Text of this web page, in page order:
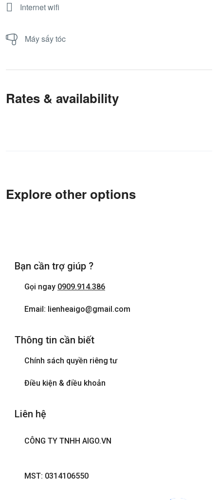
Internet wifi
Máy sấy tóc
Rates & availability
Explore other options
Bạn cần trợ giúp ?
Gọi ngay 0909.914.386
Email: lienheaigo@gmail.com
Thông tin cần biết
Chính sách quyền riêng tư
Điều kiện & điều khoản
Liên hệ
CÔNG TY TNHH AIGO.VN
MST: 0314106550